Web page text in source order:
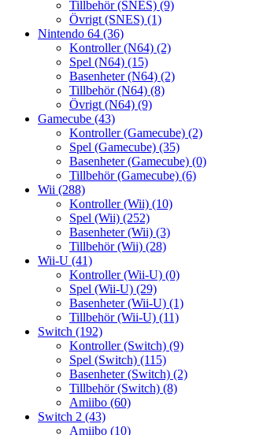
Tillbehör (SNES) (9)
Övrigt (SNES) (1)
Nintendo 64 (36)
Kontroller (N64) (2)
Spel (N64) (15)
Basenheter (N64) (2)
Tillbehör (N64) (8)
Övrigt (N64) (9)
Gamecube (43)
Kontroller (Gamecube) (2)
Spel (Gamecube) (35)
Basenheter (Gamecube) (0)
Tillbehör (Gamecube) (6)
Wii (288)
Kontroller (Wii) (10)
Spel (Wii) (252)
Basenheter (Wii) (3)
Tillbehör (Wii) (28)
Wii-U (41)
Kontroller (Wii-U) (0)
Spel (Wii-U) (29)
Basenheter (Wii-U) (1)
Tillbehör (Wii-U) (11)
Switch (192)
Kontroller (Switch) (9)
Spel (Switch) (115)
Basenheter (Switch) (2)
Tillbehör (Switch) (8)
Amiibo (60)
Switch 2 (43)
Amiibo (10)